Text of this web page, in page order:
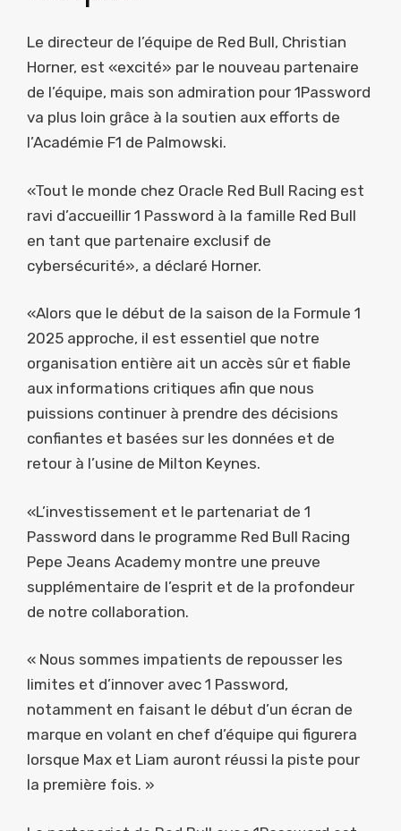
Le directeur de l’équipe de Red Bull, Christian
Horner, est «excité» par le nouveau partenaire
de l’équipe, mais son admiration pour 1Password
va plus loin grâce à la soutien aux efforts de
l’Académie F1 de Palmowski.
«Tout le monde chez Oracle Red Bull Racing est
ravi d’accueillir 1 Password à la famille Red Bull
en tant que partenaire exclusif de
cybersécurité», a déclaré Horner.
«Alors que le début de la saison de la Formule 1
2025 approche, il est essentiel que notre
organisation entière ait un accès sûr et fiable
aux informations critiques afin que nous
puissions continuer à prendre des décisions
confiantes et basées sur les données et de
retour à l’usine de Milton Keynes.
«L’investissement et le partenariat de 1
Password dans le programme Red Bull Racing
Pepe Jeans Academy montre une preuve
supplémentaire de l’esprit et de la profondeur
de notre collaboration.
« Nous sommes impatients de repousser les
limites et d’innover avec 1 Password,
notamment en faisant le début d’un écran de
marque en volant en chef d’équipe qui figurera
lorsque Max et Liam auront réussi la piste pour
la première fois. »